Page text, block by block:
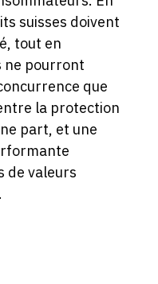
suisses doivent
tout en
ne pourront
que
la protection
part, et une
de valeurs